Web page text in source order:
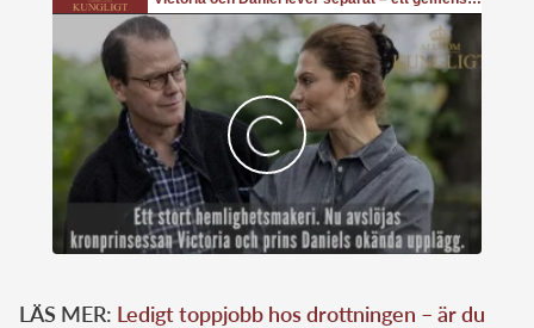
LÄS MER: Ledigt toppjobb hos drottningen – är du